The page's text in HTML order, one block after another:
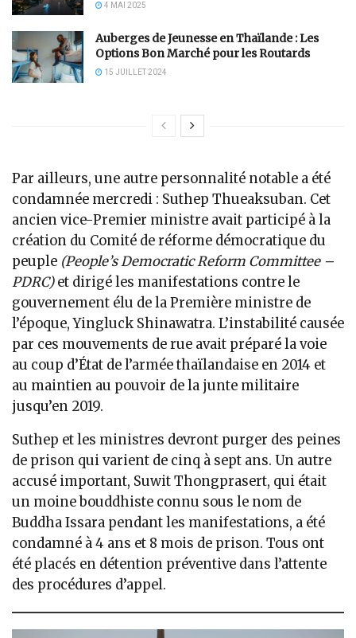
4 MAI 2025
Auberges de Jeunesse en Thaïlande : Les
Options Bon Marché pour les Routards
15 JUILLET 2024
Par ailleurs, une autre personnalité notable a été
condamnée mercredi : Suthep Thueaksuban. Cet
ancien vice-Premier ministre avait participé à la
création du Comité de réforme démocratique du
peuple (People’s Democratic Reform Committee –
PDRC)et dirigé les manifestations contre le
gouvernement élu de la Première ministre de
l’époque, Yingluck Shinawatra. L’instabilité causée
par ces mouvements de rue avait préparé la voie
au coup d’État de l’armée thaïlandaise en 2014 et
au maintien au pouvoir de la junte militaire
jusqu’en 2019.
Suthep et les ministres devront purger des peines
de prison qui varient de cinq à sept ans. Un autre
accusé important, Suwit Thongprasert, qui était
un moine bouddhiste connu sous le nom de
Buddha Issara pendant les manifestations, a été
condamné à 4 ans et 8 mois de prison. Tous ont
été placés en détention préventive dans l’attente
des procédures d’appel.